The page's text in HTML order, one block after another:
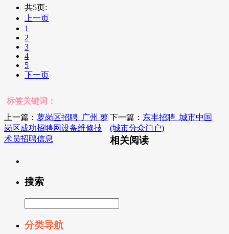
共5页:
上一页
1
2
3
4
5
下一页
标签关键词：
上一篇： 萝岗区招聘_广州 萝
岗区成功招聘网设备维修技
术员招聘信息
下一篇： 东丰招聘_城市中国
(城市分众门户)
相关阅读
搜索
分类导航